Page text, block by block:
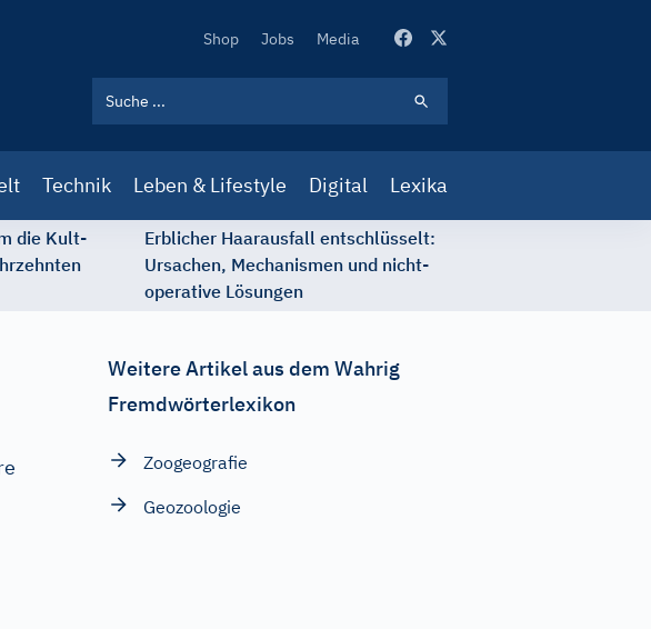
Secondary
Shop Jobs Media
Technik Leben & Lifestyle Digital Lexika
die Kult-
Erblicher Haarausfall entschlüsselt:
Ursachen, Mechanismen und nicht-
operative Lösungen
Weitere Artikel aus dem Wahrig
Fremdwörterlexikon
Zoogeografie
Geozoologie